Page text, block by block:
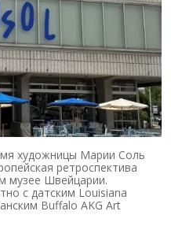
художницы Марии Соль
ретроспектива
музее Швейцарии.
с датским Louisiana
Buffalo AKG Art